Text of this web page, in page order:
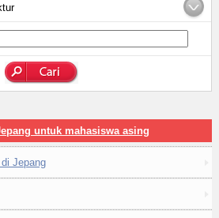
untuk mahasiswa asing
Jepang